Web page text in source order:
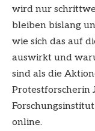
wird nur
bleiben bislang
wie sich das auf
auswirkt und
sind als die
Protestforscherin
online.